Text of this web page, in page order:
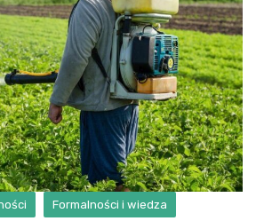
Formalności i wiedza